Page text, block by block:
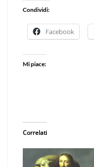
Condividi:
Facebook
Mi piace:
Correlati